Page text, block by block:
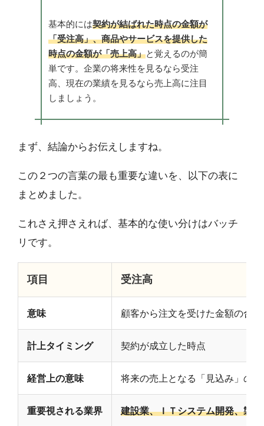
基本的には契約が結ばれた時点の金額が
「受注高」、商品やサービスを提供した
時点の金額が「売上高」と覚えるのが簡
単です。企業の将来性を見るなら受注
高、現在の業績を見るなら売上高に注目
しましょう。
まず、結論からお伝えしますね。
この２つの言葉の最も重要な違いを、以下の表に
まとめました。
これさえ押さえれば、基本的な使い分けはバッチ
リです。
項目 受注高
意味 顧客から注文を受けた金額の合計
計上タイミング 契約が成立した時点
経営上の意味 将来の売上となる「見込み」の数
重要視される業界 建設業、ＩＴシステム開発、製